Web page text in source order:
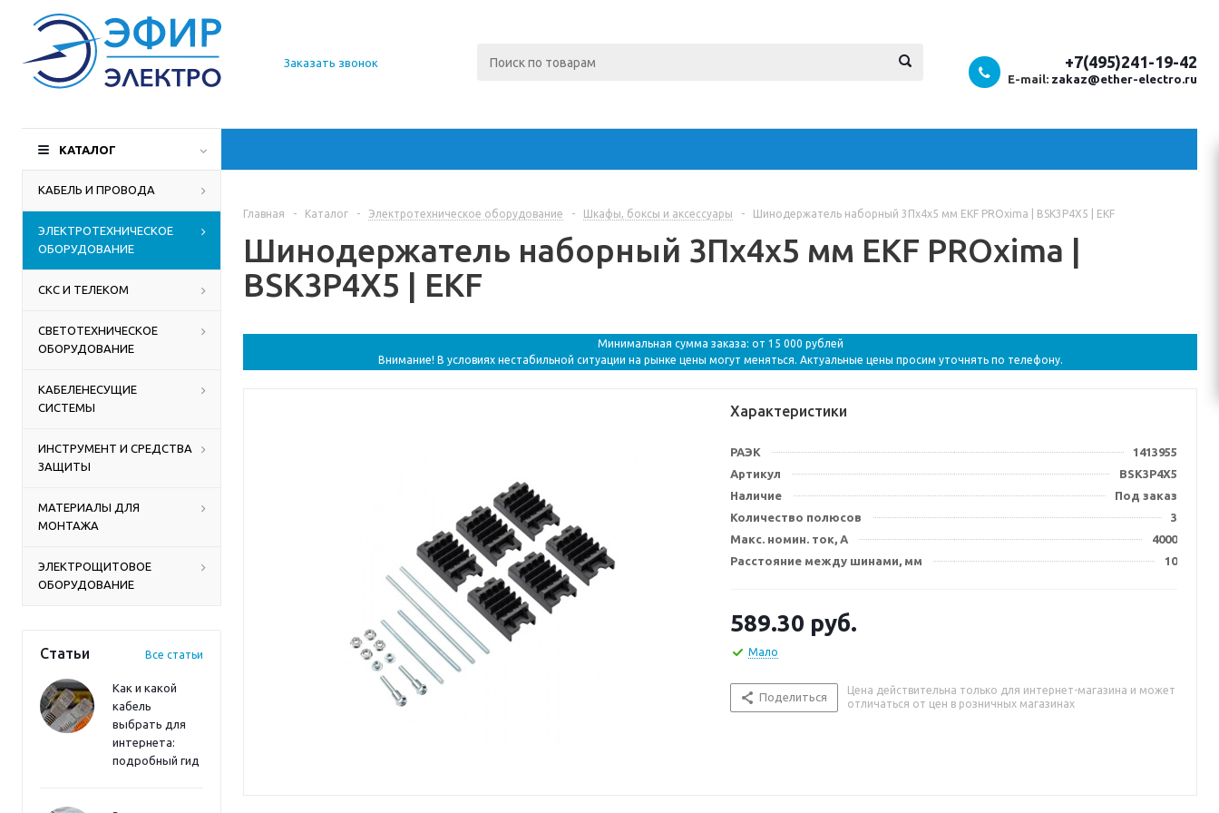
О компании
Доставка
Производители
Контакты
Заказать звонок +7(495)241-19-42
E-mail: zakaz@ether-electro.ru
КАТАЛОГ
КАБЕЛЬ И ПРОВОДА
ЭЛЕКТРОТЕХНИЧЕСКОЕ
ОБОРУДОВАНИЕ
СКС И ТЕЛЕКОМ
СВЕТОТЕХНИЧЕСКОЕ
ОБОРУДОВАНИЕ
КАБЕЛЕНЕСУЩИЕ
СИСТЕМЫ
ИНСТРУМЕНТ И СРЕДСТВА
ЗАЩИТЫ
МАТЕРИАЛЫ ДЛЯ
МОНТАЖА
ЭЛЕКТРОЩИТОВОЕ
ОБОРУДОВАНИЕ
Статьи Все статьи
Как и какой
кабель
выбрать для
интернета:
подробный гид
Главная - Каталог - Электротехническое оборудование - Шкафы, боксы и аксессуары - Шинодержатель наборный 3Пх4х5 мм EKF PROxima | BSK3P4X5 | EKF
Шинодержатель наборный 3Пх4х5 мм EKF PROxima |
BSK3P4X5 | EKF
Минимальная сумма заказа: от 15 000 рублей
Внимание! В условиях нестабильной ситуации на рынке цены могут меняться. Актуальные цены просим уточнять по телефону.
Характеристики
РАЭК
1413955
Артикул
BSK3P4X5
Наличие
Под заказ
Количество полюсов
3
Макс. номин. ток, А
4000
Расстояние между шинами, мм
10
589.30 руб.
Мало
Поделиться
Цена действительна только для интернет-магазина и может
отличаться от цен в розничных магазинах